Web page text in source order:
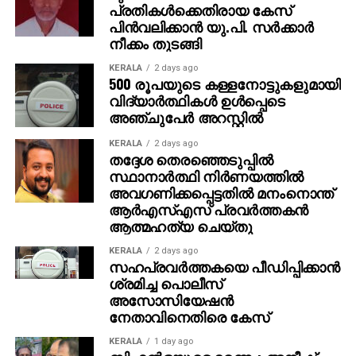
അതേസമയം, ബാഹുബലി ഒന്നും രണ്ടും ഭാഗങ്ങളും
ചേര്‍ത്ത ‘ദി എപ്പിക്ക്’ തിയറ്ററുകളില്‍ ആവേശം
സൃഷ്ടിച്ചുകൊണ്ടിരിക്കുകയാണ്.
പ്രതികള്‍ക്കെതിരായ കേസ്
പിന്‍വലിക്കാന്‍ യു.പി. സര്‍ക്കാര്‍
നീക്കം തുടങ്ങി
KERALA 2 days ago
500 രൂപയുടെ കള്ളനോട്ടുകളുമായി
വിദ്യാര്‍ത്ഥികള്‍ ഉള്‍പ്പെടെ
അഞ്ചുപേര്‍ അറസ്റ്റില്‍
KERALA 2 days ago
തദ്ദേശ തെരഞ്ഞെടുപ്പില്‍
സ്ഥാനാര്‍ത്ഥി നിര്‍ണയത്തില്‍
അവഗണിക്കപ്പെട്ടതില്‍ മനംനൊന്ത്
ആര്‍എസ്എസ് പ്രവര്‍ത്തകന്‍
ആത്മഹത്യ ചെയ്തു
KERALA 2 days ago
സഹപ്രവര്‍ത്തകയെ പീഡിപ്പിക്കാന്‍
ശ്രമിച്ച പൊലീസ്
അസോസിയേഷന്‍
നേതാവിനെതിരെ കേസ്
KERALA 1 day ago